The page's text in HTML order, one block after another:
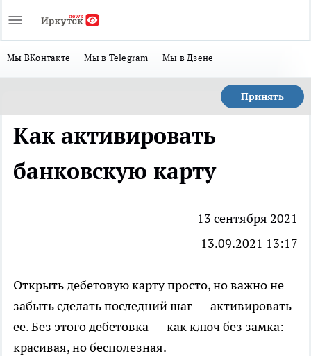
Мы ВКонтакте Мы в Telegram Мы в Дзене
Принять
Как активировать
банковскую карту
13 сентября 2021
13.09.2021 13:17
Открыть дебетовую картупросто, но важно не
забыть сделать последний шаг — активировать
ее. Без этого дебетовка — как ключ без замка:
красивая, но бесполезная.